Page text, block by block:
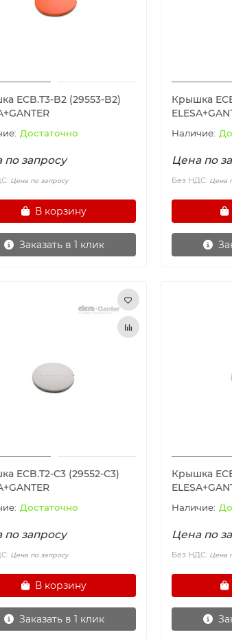
ECB.T3-B2 (29553-B2)
Достаточно
по запросу
Цена по запросу
В корзину
Заказать в 1 клик
Крышка
Цена по
Без НДС: Цена
ECB.T2-C3 (29552-C3)
Достаточно
по запросу
Цена по запросу
В корзину
Заказать в 1 клик
Крышка
Цена по
Без НДС: Цена